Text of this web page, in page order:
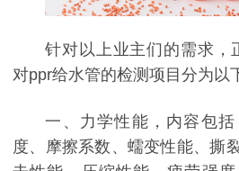
针对以上业主们的需求，
对ppr给水管的检测项目分为以
一、 力学性能，内容包
度、摩擦系数、蠕变性能、撕